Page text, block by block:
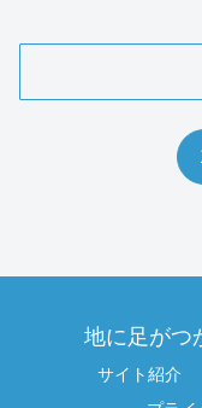
地に足がつ
サイト紹介